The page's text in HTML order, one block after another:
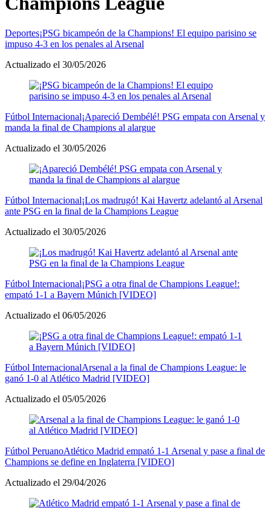
Deportes¡PSG bicampeón de la Champions! El equipo parisino se
impuso 4-3 en los penales al Arsenal
Actualizado el 30/05/2026
Fútbol Internacional¡Apareció Dembélé! PSG empata con Arsenal y
manda la final de Champions al alargue
Actualizado el 30/05/2026
Fútbol Internacional¡Los madrugó! Kai Havertz adelantó al Arsenal
ante PSG en la final de la Champions League
Actualizado el 30/05/2026
Fútbol Internacional¡PSG a otra final de Champions League!:
empató 1-1 a Bayern Múnich [VIDEO]
Actualizado el 06/05/2026
Fútbol InternacionalArsenal a la final de Champions League: le
ganó 1-0 al Atlético Madrid [VIDEO]
Actualizado el 05/05/2026
Fútbol PeruanoAtlético Madrid empató 1-1 Arsenal y pase a final de
Champions se define en Inglaterra [VIDEO]
Actualizado el 29/04/2026